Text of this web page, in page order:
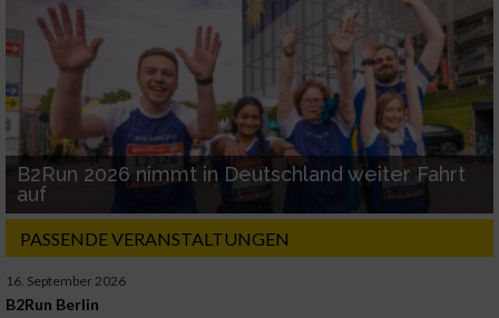
B2Run 2026 nimmt in Deutschland weiter Fahrt
auf
PASSENDE VERANSTALTUNGEN
16. September 2026
B2Run Berlin